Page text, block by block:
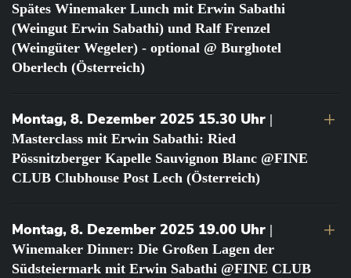
Spätes Winemaker Lunch mit Erwin Sabathi
(Weingut Erwin Sabathi) und Ralf Frenzel
(Weingüter Wegeler) - optional @ Burghotel
Oberlech (Österreich)
Montag, 8. Dezember 2025 15.30 Uhr |
Masterclass mit Erwin Sabathi: Ried
Pössnitzberger Kapelle Sauvignon Blanc @FINE
CLUB Clubhouse Post Lech (Österreich)
Montag, 8. Dezember 2025 19.00 Uhr |
Winemaker Dinner: Die Großen Lagen der
Südsteiermark mit Erwin Sabathi @FINE CLUB